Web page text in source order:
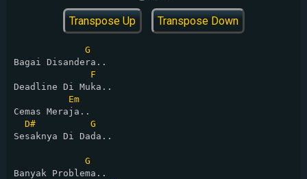
Transpose Up Transpose Down
G
Bagai Disandera..
F
Deadline Di Muka..
Em
Cemas Meraja..
D#
G
Sesaknya Di Dada..
G
Banyak Problema..